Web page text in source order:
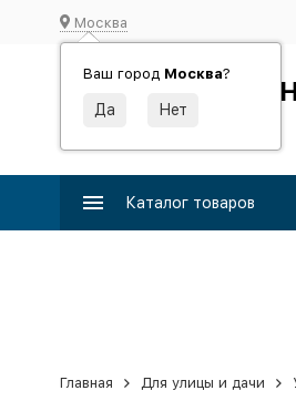
Москва
Ваш город Москва?
ИДЕАЛЬНЫЙ
Производство и поставка спортивного оборудования
Каталог товаров
Главная Для улицы и дачи